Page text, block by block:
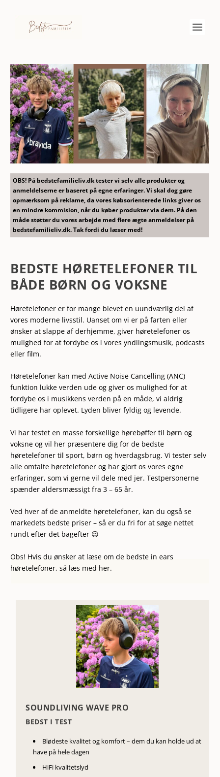
OBS! På bedstefamilieliv.dk tester vi selv alle produkter og
anmeldelserne er baseret på egne erfaringer. Vi skal dog gøre
opmærksom på reklame, da vores købsorienterede links giver os
en mindre kommision, når du køber produkter via dem. På den
måde støtter du vores arbejde med flere ægte anmeldelser på
bedstefamilieliv.dk. Tak fordi du læser med!
BEDSTE HØRETELEFONER TIL
BÅDE BØRN OG VOKSNE
Høretelefoner er for mange blevet en uundværlig del af
vores moderne livsstil. Uanset om vi er på farten eller
ønsker at slappe af derhjemme, giver høretelefoner os
mulighed for at fordybe os i vores yndlingsmusik, podcasts
eller film.
Høretelefoner kan med Active Noise Cancelling (ANC)
funktion lukke verden ude og giver os mulighed for at
fordybe os i musikkens verden på en måde, vi aldrig
tidligere har oplevet. Lyden bliver fyldig og levende.
Vi har testet en masse forskellige hørebøffer til børn og
voksne og vil her præsentere dig for de bedste
høretelefoner til sport, børn og hverdagsbrug. Vi tester selv
alle omtalte høretelefoner og har gjort os vores egne
erfaringer, som vi gerne vil dele med jer. Testpersonerne
spænder aldersmæssigt fra 3 – 65 år.
Ved hver af de anmeldte høretelefoner, kan du også se
markedets bedste priser – så er du fri for at søge nettet
rundt efter det bagefter 😉
Obs! Hvis du ønsker at læse om de bedste in ears
høretelefoner, så læs med her.
SOUNDLIVING WAVE PRO
BEDST I TEST
Blødeste kvalitet og komfort – dem du kan holde ud at
have på hele dagen
HiFi kvalitetslyd